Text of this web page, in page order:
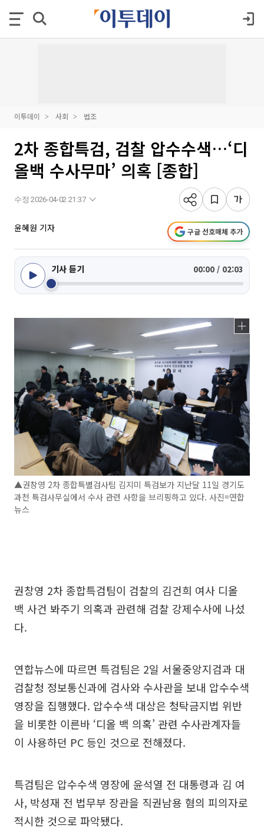
이투데이 사회 법조
2차 종합특검, 검찰 압수수색…‘디
올백 수사무마’ 의혹 [종합]
수정 2026-04-02 21:37
윤혜원 기자 구글 선호매체 추가
기사 듣기 00:00 / 02:03
▲권창영 2차 종합특별검사팀 김지미 특검보가 지난달 11일 경기도
과천 특검사무실에서 수사 관련 사항을 브리핑하고 있다. 사진=연합
뉴스
권창영 2차 종합특검팀이 검찰의 김건희 여사 디올
백 사건 봐주기 의혹과 관련해 검찰 강제수사에 나섰
다.
연합뉴스에 따르면 특검팀은 2일 서울중앙지검과 대
검찰청 정보통신과에 검사와 수사관을 보내 압수수색
영장을 집행했다. 압수수색 대상은 청탁금지법 위반
을 비롯한 이른바 ‘디올 백 의혹’ 관련 수사관계자들
이 사용하던 PC 등인 것으로 전해졌다.
특검팀은 압수수색 영장에 윤석열 전 대통령과 김 여
사, 박성재 전 법무부 장관을 직권남용 혐의 피의자로
적시한 것으로 파악됐다.